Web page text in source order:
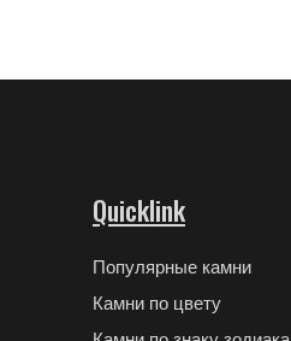
Quicklink
Популярные камни
Камни по цвету